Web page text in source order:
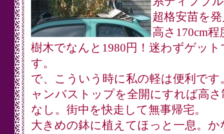
超格安苗を
高さ170cm程
樹木でなんと1980円！迷わずゲット
す。
で、こういう時に私の軽は便利です
ャンバストップを全開にすれば高さ
なし。街中を快走して無事帰宅。
大きめの鉢に植えてほっと一息。か